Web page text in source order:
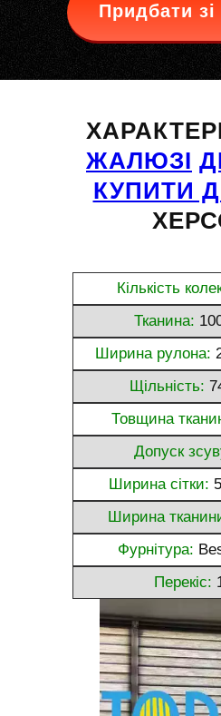
Придбати
ЖАЛЮЗІ
КУПИТИ
Кількість
Тканина:
Ширина рулона:
Щільність:
Товщина
Допуск
Ширина сітки:
Ширина
Фурнітура:
Перекіс: